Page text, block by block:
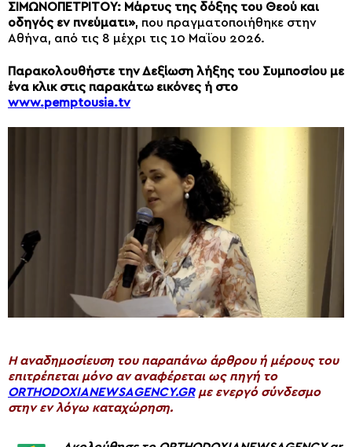
ΣΙΜΩΝΟΠΕΤΡΙΤΟΥ: Μάρτυς της δόξης του Θεού και
οδηγός εν πνεύματι», που πραγματοποιήθηκε στην
Αθήνα, από τις 8 μέχρι τις 10 Μαΐου 2026.
Παρακολουθήστε την Δεξίωση λήξης του Συμποσίου με
ένα κλικ στις παρακάτω εικόνες ή στο
www.pemptousia.tv
H αναδημοσίευση του παραπάνω άρθρου ή μέρους του
επιτρέπεται μόνο αν αναφέρεται ως πηγή το
ORTHODOXIANEWSAGENCY.GRμε ενεργό σύνδεσμο
στην εν λόγω καταχώρηση.